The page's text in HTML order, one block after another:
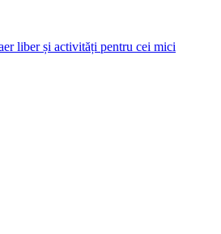
liber și activități pentru cei mici